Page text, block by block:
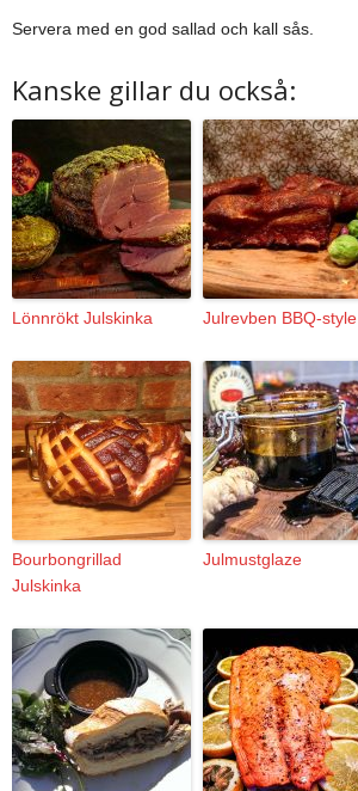
Servera med en god sallad och kall sås.
Kanske gillar du också:
Lönnrökt Julskinka Julrevben BBQ-style
Bourbongrillad
Julskinka
Julmustglaze